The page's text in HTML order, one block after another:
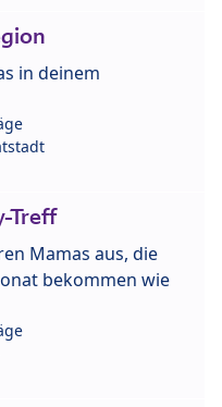
in deinem
Treff
Mamas aus, die
bekommen wie